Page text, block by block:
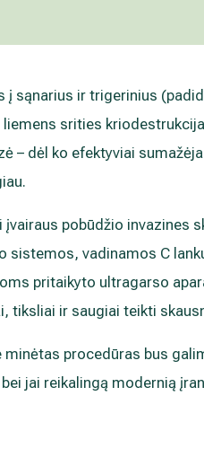
sąnarius ir trigerinius
srities
– dėl ko efektyviai
pobūdžio invazines
sistemos, vadinamos C
pritaikyto ultragarso
tiksliai ir saugiai teikti
procedūras bus
jai reikalingą modernią